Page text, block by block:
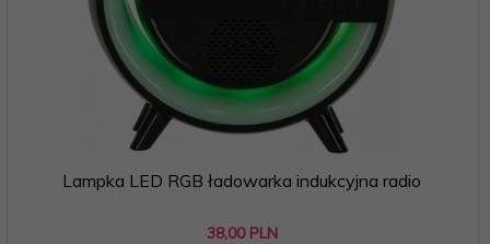
Lampka LED RGB ładowarka indukcyjna radio
38,00 PLN